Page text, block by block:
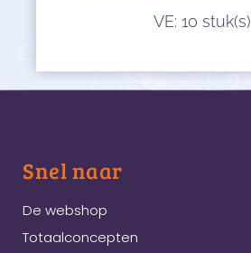
VE: 10 stuk(s)
Snel naar
De webshop
Totaalconcepten